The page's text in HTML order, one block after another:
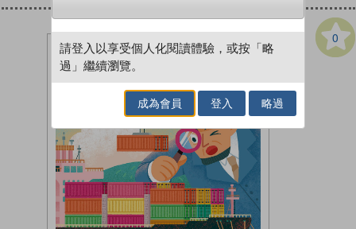
0
請登入以享受個人化閱讀體驗，或按「略
過」繼續瀏覽。
成為會員 登入 略過